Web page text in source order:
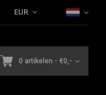
EUR
0 artikelen - €0,-